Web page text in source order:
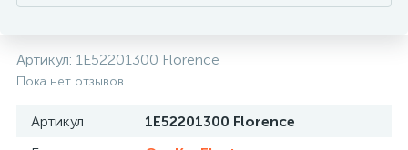
Артикул: 1E52201300 Florence
Пока нет отзывов
Артикул
1E52201300 Florence